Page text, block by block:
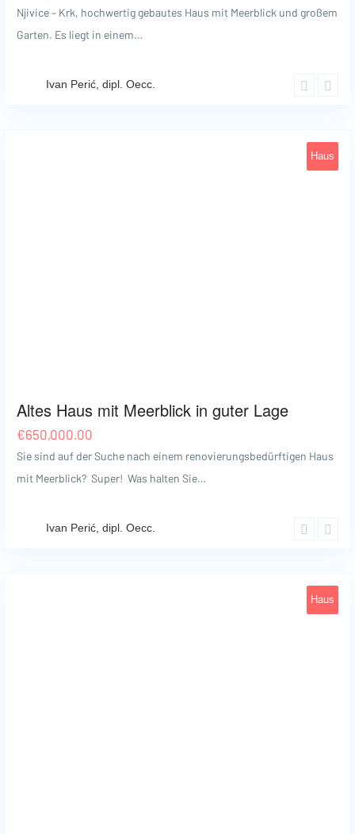
Njivice – Krk, hochwertig gebautes Haus mit Meerblick und großem
Garten. Es liegt in einem…
Ivan Perić, dipl. Oecc.
Haus
Altes Haus mit Meerblick in guter Lage
€650,000.00
Sie sind auf der Suche nach einem renovierungsbedürftigen Haus
mit Meerblick? Super! Was halten Sie…
Ivan Perić, dipl. Oecc.
Haus